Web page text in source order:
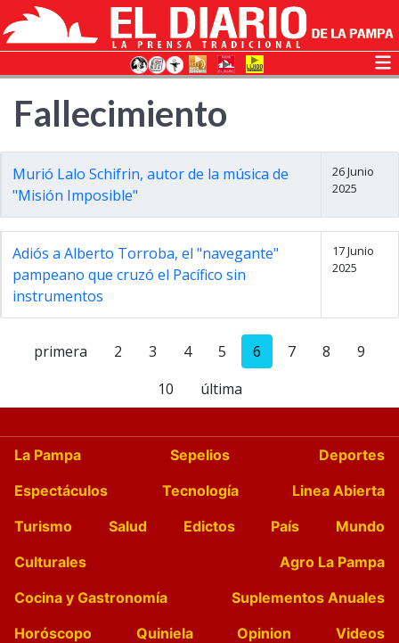
Fallecimiento
Murió Lalo Schifrin, autor de la música de
"Misión Imposible"
26 Junio
2025
Adiós a Alberto Torroba, el "navegante"
pampeano que cruzó el Pacífico sin
instrumentos
17 Junio
2025
primera 2 3 4 5 6 7 8
9
10
última
La Pampa Sepelios
Deportes
Espectáculos
Tecnología
Linea Abierta
Turismo
Salud Edictos País
Mundo
Culturales
Agro La Pampa
Cocina y Gastronomía
Suplementos Anuales
Horóscopo
Quiniela Opinion
Videos